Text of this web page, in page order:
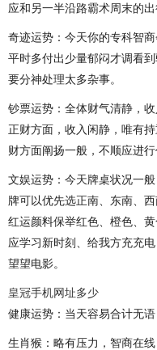
应和另一半沿路霸术周末的
奇迹运势：今天你的专科智
平时多付出少量郁闷才调看
要分神处理太多杂事。
钞票运势：全体财气清静，
正财方面，收入闲静，唯有
财方面阐扬一般，不顺应进行
文娱运势：今天牌桌状况一
牌可以优先选正南、东南、
红运颜料保举红色、橙色、
应学习新时刻、给我方充充
望望电影。
皇冠手机网址多少
健康运势：当天容易合计无语
生肖猴：略有压力，智商在线